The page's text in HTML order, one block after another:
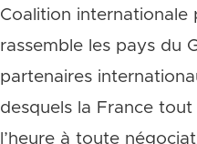
Coalition internationale
rassemble les pays du
partenaires
desquels la France
l’heure à toute